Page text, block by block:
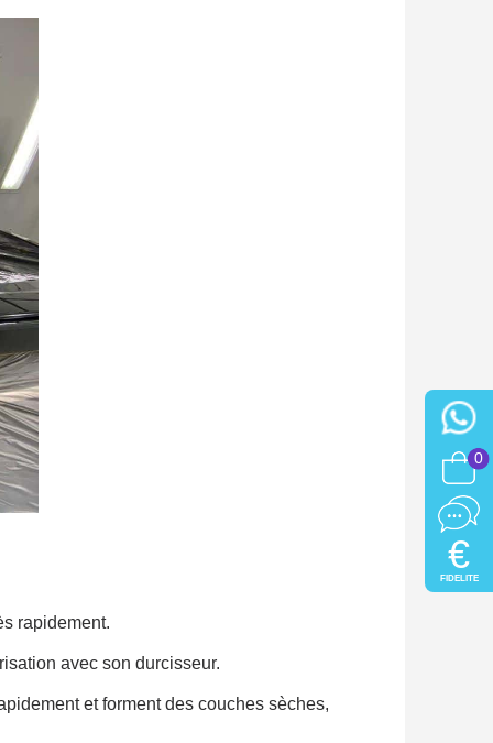
14 jours
commande
chaque parrainage
: 5€ de réduction
rapidement.
avec son durcisseur.
et forment des couches sèches,
0
€
FIDELITE